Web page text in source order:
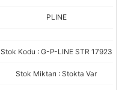
PLINE
Stok Kodu : G-P-LINE STR 17923
Stok Miktarı : Stokta Var